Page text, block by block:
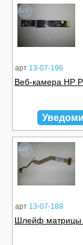
Б/У
арт 13-07-196
Веб-камера HP
Б/У
арт 13-07-188
Шлейф матрицы